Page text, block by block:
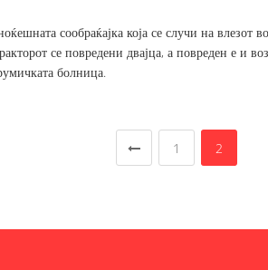
сообраќајка која се случи на влезот
се повредени двајца, а повреден е и
болница.
1 2